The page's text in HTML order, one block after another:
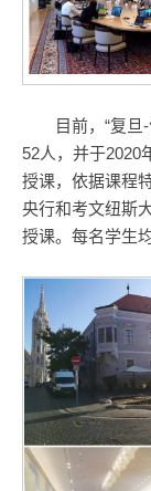
目前，“复
52人，并于2020
授课，依据课程
央行和考文纽斯
授课。每名学生